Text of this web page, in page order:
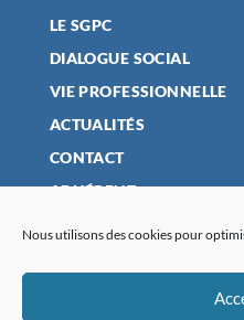
Nous utilisons des cookies pour
LE SGPC
DIALOGUE SOCIAL
VIE PROFESSIONNELLE
ACTUALITÉS
CONTACT
ADHÉRENT
POLITIQUE DE